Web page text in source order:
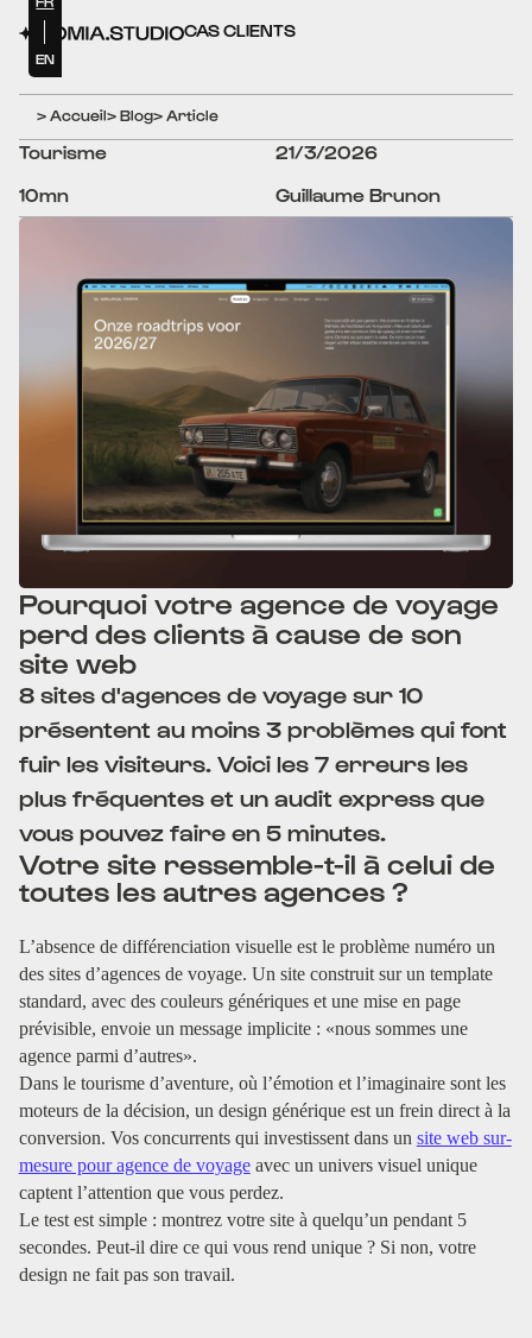
CAS CLIENTS
EN
> Accueil> Blog> Article
Tourisme
21/3/2026
10mn
Guillaume Brunon
Pourquoi votre agence de voyage
perd des clients à cause de son
site web
8 sites d'agences de voyage sur 10
présentent au moins 3 problèmes qui font
fuir les visiteurs. Voici les 7 erreurs les
plus fréquentes et un audit express que
vous pouvez faire en 5 minutes.
Votre site ressemble-t-il à celui de
toutes les autres agences ?
L’absence de différenciation visuelle est le problème numéro un
des sites d’agences de voyage. Un site construit sur un template
standard, avec des couleurs génériques et une mise en page
prévisible, envoie un message implicite : «nous sommes une
agence parmi d’autres».
Dans le tourisme d’aventure, où l’émotion et l’imaginaire sont les
moteurs de la décision, un design générique est un frein direct à la
conversion. Vos concurrents qui investissent dans un site web sur-
mesure pour agence de voyageavec un univers visuel unique
captent l’attention que vous perdez.
Le test est simple : montrez votre site à quelqu’un pendant 5
secondes. Peut-il dire ce qui vous rend unique ? Si non, votre
design ne fait pas son travail.